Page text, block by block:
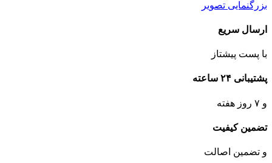
بزرگنمایی تصویر
ارسال سریع
با پست پیشتاز
پشتیبانی ۲۴ ساعته
و ۷ روز هفته
تضمین کیفیت
و تضمین اصالت